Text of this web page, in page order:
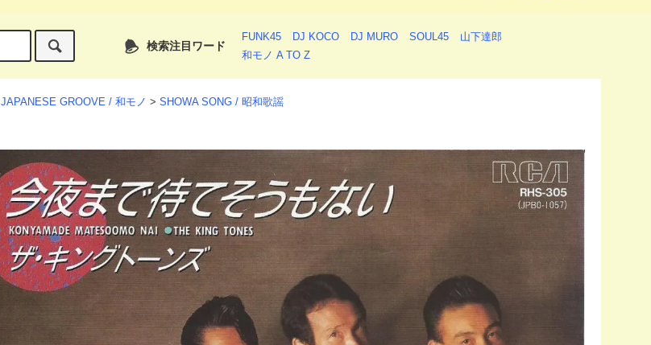
検索注目ワード
FUNK45 DJ KOCO DJ MURO SOUL45
山下達郎
和モノ A TO Z
JAPANESE GROOVE / 和モノ > SHOWA SONG / 昭和歌謡